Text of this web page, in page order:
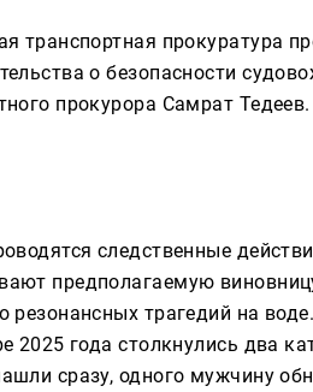
транспортная прокуратура
о безопасности
прокурора Самрат Тедеев.
следственные
предполагаемую
резонансных трагедий на
2025 года столкнулись два
сразу, одного мужчину